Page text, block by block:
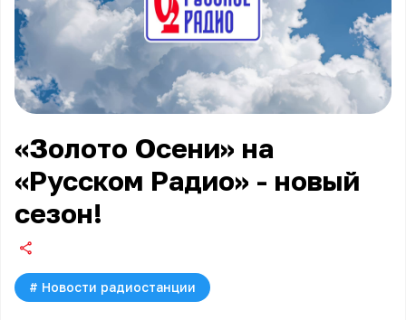
«Золото Осени» на
«Русском Радио» - новый
сезон!
# Новости радиостанции